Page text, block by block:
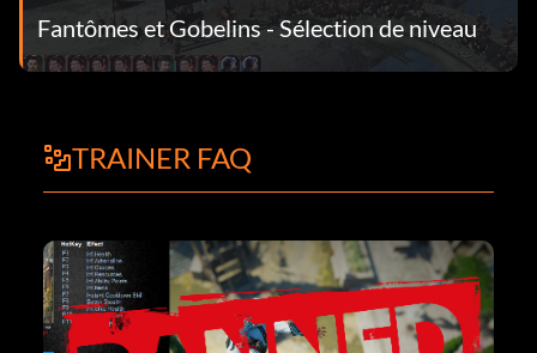
Fantômes et Gobelins - Sélection de niveau
TRAINER FAQ